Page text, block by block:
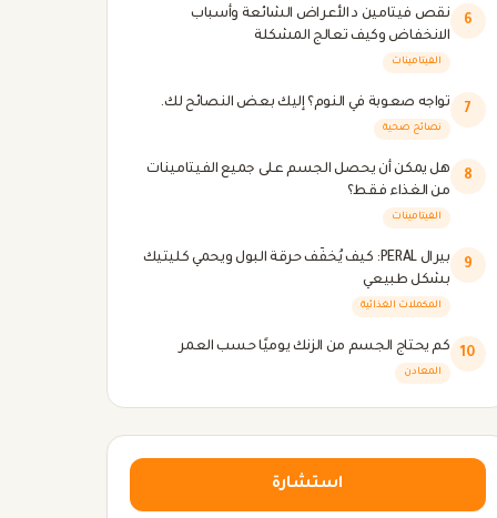
6
نقص فيتامين د الأعراض الشائعة وأسباب
الانخفاض وكيف تعالج المشكلة
الفيتامينات
7 تواجه صعوبة في النوم؟ إليك بعض النصائح لك.
نصائح صحية
8
هل يمكن أن يحصل الجسم على جميع الفيتامينات
من الغذاء فقط؟
الفيتامينات
9
بيرال PERAL: كيف يُخفّف حرقة البول ويحمي كليتيك
بشكل طبيعي
المكملات الغذائية
10 كم يحتاج الجسم من الزنك يوميًا حسب العمر
المعادن
استشارة